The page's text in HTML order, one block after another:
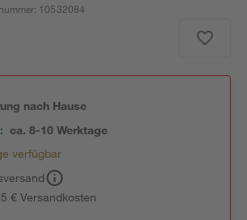
: 10532084
nach Hause
ca. 8-10 Werktage
verfügbar
€ Versandkosten